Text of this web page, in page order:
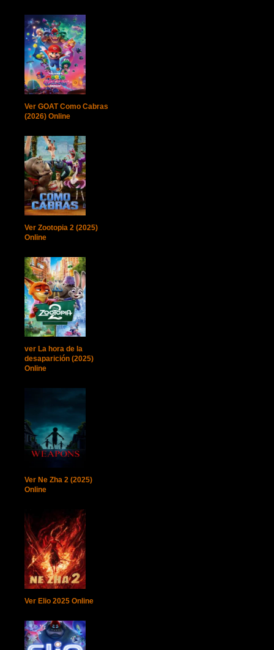
Ver GOAT Como Cabras
(2026) Online
Ver Zootopia 2 (2025)
Online
ver La hora de la
desaparición (2025)
Online
Ver Ne Zha 2 (2025)
Online
Ver Elio 2025 Online